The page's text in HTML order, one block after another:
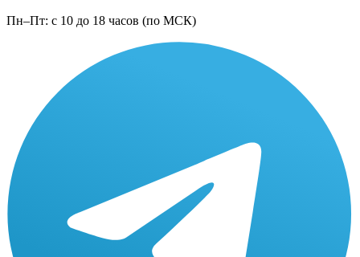
Пн–Пт: с 10 до 18 часов (по МСК)